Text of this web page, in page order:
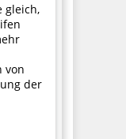
gleich,
von
der